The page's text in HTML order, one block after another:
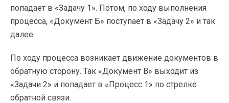
попадает в «Задачу 1». Потом, по ходу выполнения
процесса, «Документ Б» поступает в «Задачу 2» и так
далее.
По ходу процесса возникает движение документов в
обратную сторону. Так «Документ В» выходит из
«Задачи 2» и попадает в «Процесс 1» по стрелке
обратной связи.